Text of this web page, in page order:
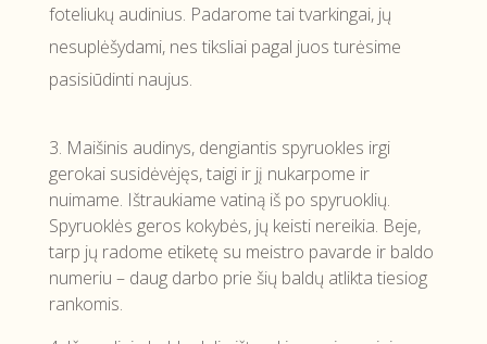
foteliukų audinius. Padarome tai tvarkingai, jų
nesuplėšydami, nes tiksliai pagal juos turėsime
pasisiūdinti naujus.
3. Maišinis audinys, dengiantis spyruokles irgi
gerokai susidėvėjęs, taigi ir jį nukarpome ir
nuimame. Ištraukiame vatiną iš po spyruoklių.
Spyruoklės geros kokybės, jų keisti nereikia. Beje,
tarp jų radome etiketę su meistro pavarde ir baldo
numeriu – daug darbo prie šių baldų atlikta tiesiog
rankomis.